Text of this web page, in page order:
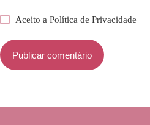
Aceito aPolítica de Privacidade
Publicar comentário